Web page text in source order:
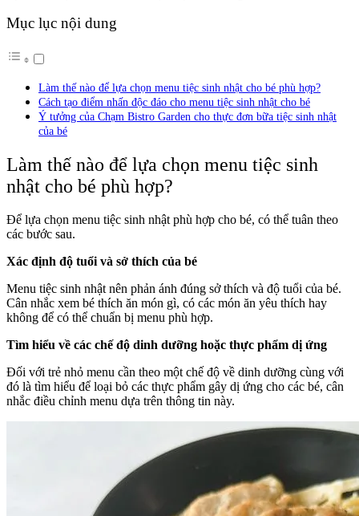
Mục lục nội dung
Làm thế nào để lựa chọn menu tiệc sinh nhật cho bé phù hợp?
Cách tạo điểm nhấn độc đáo cho menu tiệc sinh nhật cho bé
Ý tưởng của Chạm Bistro Garden cho thực đơn bữa tiệc sinh nhật
của bé
Làm thế nào để lựa chọn menu tiệc sinh
nhật cho bé phù hợp?
Để lựa chọn menu tiệc sinh nhật phù hợp cho bé, có thể tuân theo
các bước sau.
Xác định độ tuổi và sở thích của bé
Menu tiệc sinh nhật nên phản ánh đúng sở thích và độ tuổi của bé.
Cân nhắc xem bé thích ăn món gì, có các món ăn yêu thích hay
không để có thể chuẩn bị menu phù hợp.
Tìm hiểu về các chế độ dinh dưỡng hoặc thực phẩm dị ứng
Đối với trẻ nhỏ menu cần theo một chế độ về dinh dưỡng cùng với
đó là tìm hiểu để loại bỏ các thực phẩm gây dị ứng cho các bé, cân
nhắc điều chỉnh menu dựa trên thông tin này.